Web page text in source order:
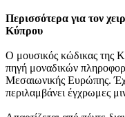
Περισσότερα για τον
Κύπρου
Ο μουσικός κώδικας της
πηγή μοναδικών
Μεσαιωνικής Ευρώπης.
περιλαμβάνει έγχρωμες